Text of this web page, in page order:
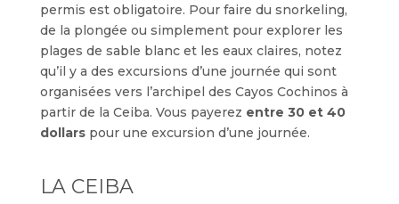
permis est obligatoire. Pour faire du snorkeling,
de la plongée ou simplement pour explorer les
plages de sable blanc et les eaux claires, notez
qu’il y a des excursions d’une journée qui sont
organisées vers l’archipel des Cayos Cochinos à
partir de la Ceiba. Vous payerez entre 30 et 40
dollarspour une excursion d’une journée.
LA CEIBA